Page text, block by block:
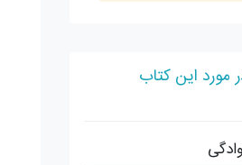
مورد این کتاب